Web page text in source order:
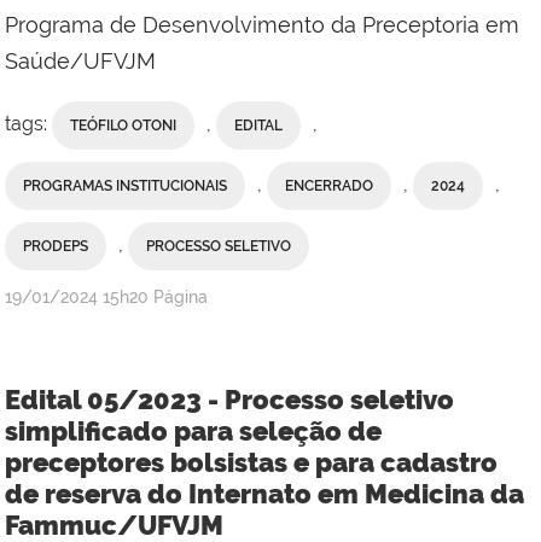
Programa de Desenvolvimento da Preceptoria em
Saúde/UFVJM
tags: TEÓFILO OTONI EDITAL
PROGRAMAS INSTITUCIONAIS ENCERRADO 2024
PRODEPS PROCESSO SELETIVO
publicado
19/01/2024 15h20 Página
Edital 05/2023 - Processo seletivo
simplificado para seleção de
preceptores bolsistas e para cadastro
de reserva do Internato em Medicina da
Fammuc/UFVJM